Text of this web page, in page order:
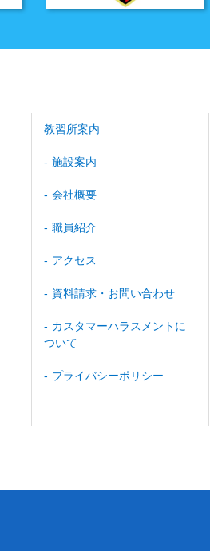
教習所案内
施設案内
会社概要
職員紹介
アクセス
資料請求・お問い合わせ
カスタマーハラスメントに
ついて
プライバシーポリシー